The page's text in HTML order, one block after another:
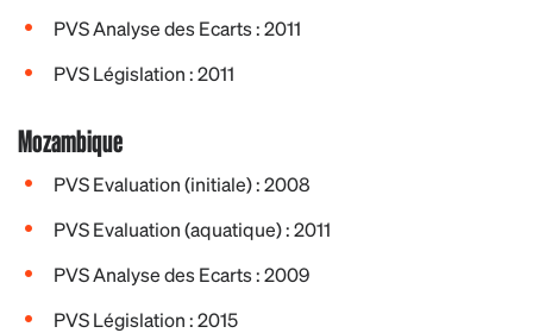
PVS Analyse des Ecarts : 2011
PVS Législation : 2011
Mozambique
PVS Evaluation (initiale) : 2008
PVS Evaluation (aquatique) : 2011
PVS Analyse des Ecarts : 2009
PVS Législation : 2015